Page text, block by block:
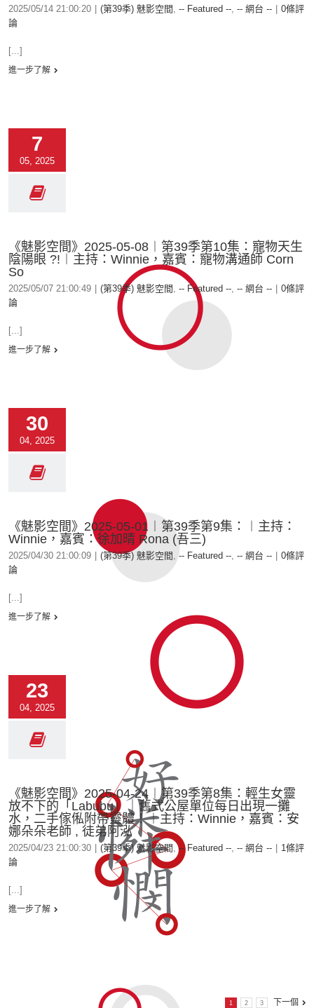
2025/05/14 21:00:20 (第39季) 魅影空間 , -- Featured --, -- 網台 --
0條評
論
[...]
進一步了解
7
05, 2025
《魅影空間》2025-05-08︱第39季第10集：寵物天生
陰陽眼 ?!︱主持：Winnie，嘉賓：寵物溝通師 Corn
So
2025/05/07 21:00:49 (第39季) 魅影空間 , -- Featured --, -- 網台 --
0條評
論
[...]
進一步了解
30
04, 2025
《魅影空間》2025-05-01︱第39季第9集：︱主持：
Winnie，嘉賓：徐加晴 Rona (吾三)
2025/04/30 21:00:09 (第39季) 魅影空間 ,-- Featured --, -- 網台 --
0條評
論
[...]
進一步了解
23
04, 2025
《魅影空間》2025-04-24︱第39季第8集：輕生女靈
放不下的「Labubu」｜舊式公屋單位每日出現一攤
水，二手傢俬附帶靈體！︱主持：Winnie，嘉賓：安
娜朵朵老師 , 徒弟阿泓
2025/04/23 21:00:30 (第39季) 魅影空間 ,-- Featured --, -- 網台 --
1條評
論
[...]
進一步了解
1 2 3 下一個